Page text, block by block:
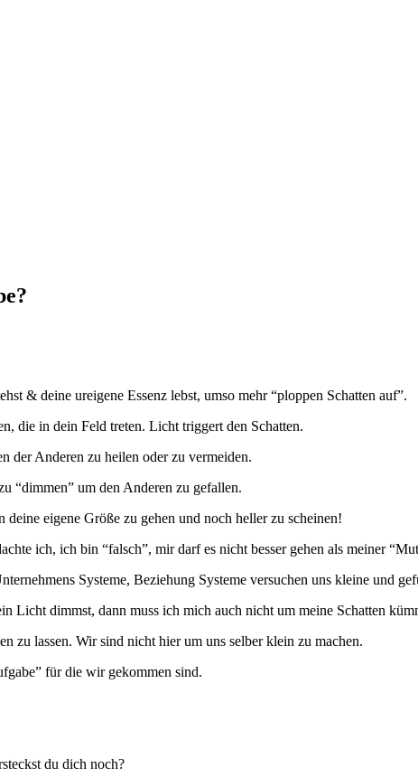
& deine ureigene Essenz lebst, umso mehr “ploppen Schatten auf”.
die in dein Feld treten. Licht triggert den Schatten.
der Anderen zu heilen oder zu vermeiden.
“dimmen” um den Anderen zu gefallen.
eigene Größe zu gehen und noch heller zu scheinen!
ich, ich bin “falsch”, mir darf es nicht besser gehen als meiner
Systeme, Beziehung Systeme versuchen uns kleine und
Licht dimmst, dann muss ich mich auch nicht um meine Schatten
zu lassen. Wir sind nicht hier um uns selber klein zu machen.
für die wir gekommen sind.
du dich noch?